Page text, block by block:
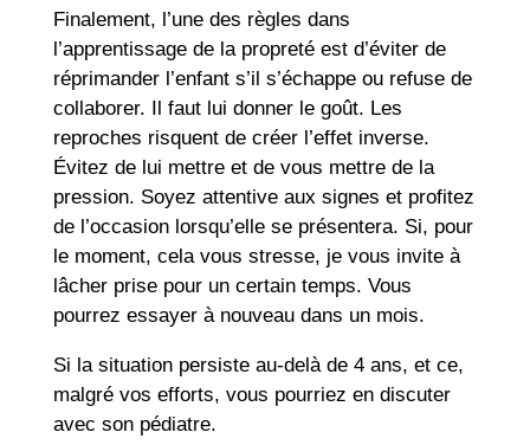
Finalement, l’une des règles dans
l’apprentissage de la propreté est d’éviter de
réprimander l’enfant s’il s’échappe ou refuse de
collaborer. Il faut lui donner le goût. Les
reproches risquent de créer l’effet inverse.
Évitez de lui mettre et de vous mettre de la
pression. Soyez attentive aux signes et profitez
de l’occasion lorsqu’elle se présentera. Si, pour
le moment, cela vous stresse, je vous invite à
lâcher prise pour un certain temps. Vous
pourrez essayer à nouveau dans un mois.
Si la situation persiste au-delà de 4 ans, et ce,
malgré vos efforts, vous pourriez en discuter
avec son pédiatre.